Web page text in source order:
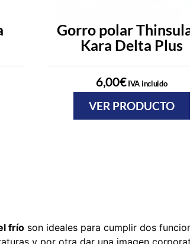
Gorro polar
Kara Delta Plus
6,00€IVA incluido
VER PRODUCTO
frío son ideales para cumplir dos
y por otra dar una imagen